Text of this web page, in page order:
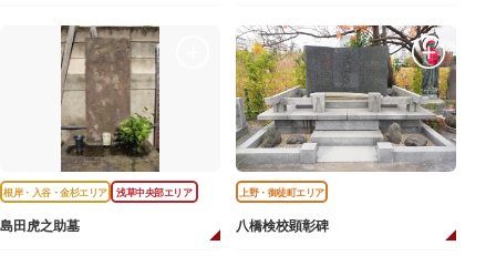
根岸・入谷・金杉エリア 浅草中央部エリア
島田虎之助墓
上野・御徒町エリア
八橋検校顕彰碑